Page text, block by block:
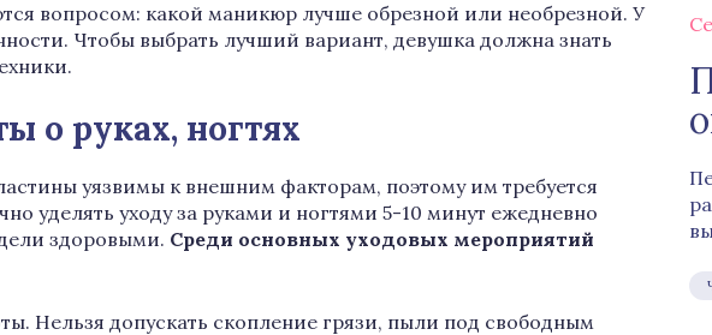
вопросом: какой маникюр лучше обрезной или необрезной. У
Чтобы выбрать лучший вариант, девушка должна знать
о руках, ногтях
уязвимы к внешним факторам, поэтому им требуется
уделять уходу за руками и ногтями 5-10 минут ежедневно
здоровыми. Среди основных уходовых мероприятий
Нельзя допускать скопление грязи, пыли под свободным